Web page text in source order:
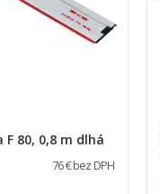
F 80, 0,8 m dlhá
76 € bez DPH